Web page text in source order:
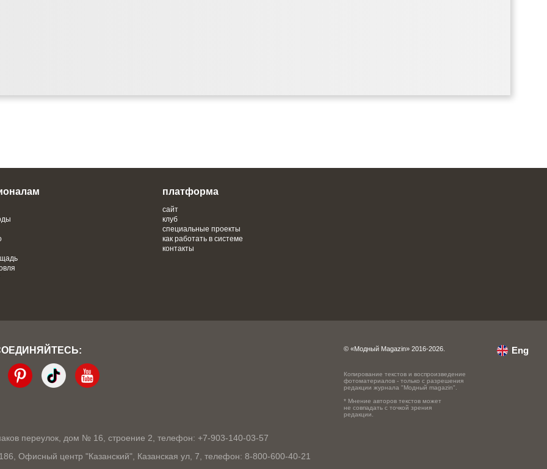
платформа
сайт
клуб
специальные проекты
как работать в системе
контакты
переулок, дом № 16, строение 2, телефон: +7-903-140-03-57
Офисный центр "Казанский", Казанская ул, 7, телефон: 8-800-600-40-21
© «Модный Magazin» 2016-2026.
Копирование текстов и воспроизведение
фотоматериалов - только с разрешения
редакции журнала "Модный magazin".
* Мнение авторов текстов может
не совпадать с точкой зрения
редакции.
Eng